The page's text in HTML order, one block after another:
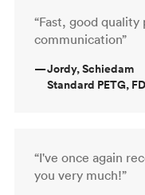
“Fast, good
communication”
—Jordy, Schiedam
Standard PETG,
“I've once again
you very much!”